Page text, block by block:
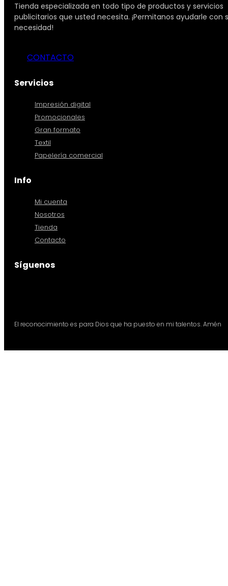
Tienda especializada en todo tipo de productos y servicios
publicitarios que usted necesita. ¡Permitanos ayudarle con
necesidad!
CONTACTO
Servicios
Impresión digital
Promocionales
Gran formato
Textil
Papelería comercial
Info
Mi cuenta
Nosotros
Tienda
Contacto
Síguenos
El reconocimiento es para Dios que ha puesto en mi talentos. Amén